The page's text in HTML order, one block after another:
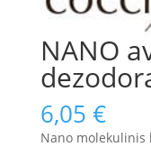
NANO
6,05 €
Nano